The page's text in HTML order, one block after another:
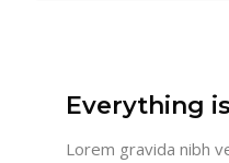
Everything
Lorem gravida nibh